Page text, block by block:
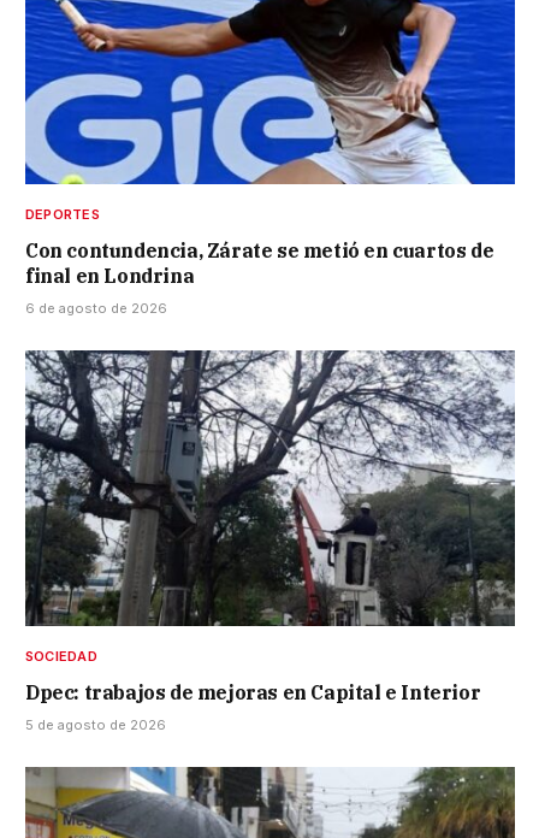
DEPORTES
Con contundencia, Zárate se metió en cuartos de
final en Londrina
6 de agosto de 2026
SOCIEDAD
Dpec: trabajos de mejoras en Capital e Interior
5 de agosto de 2026